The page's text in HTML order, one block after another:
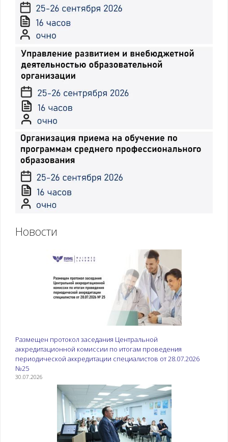
Новости
Размещен протокол заседания Центральной
аккредитационной комиссии по итогам проведения
периодической аккредитации специалистов от 28.07.2026
№25
30.07.2026